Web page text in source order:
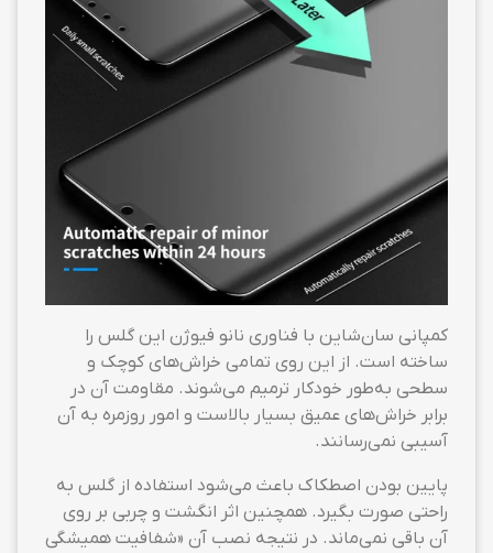
کمپانی سان‌شاین با فناوری نانو فیوژن این گلس را
ساخته است. از این روی تمامی خراش‌های کوچک و
سطحی به‌طور خودکار ترمیم می‌شوند. مقاومت آن در
برابر خراش‌های عمیق بسیار بالاست و امور روزمره به آن
آسیبی نمی‌رسانند.
پایین بودن اصطکاک باعث می‌شود استفاده از گلس به
راحتی صورت بگیرد. همچنین اثر انگشت و چربی بر روی
آن باقی نمی‌ماند. در نتیجه نصب آن «شفافیت همیشگی